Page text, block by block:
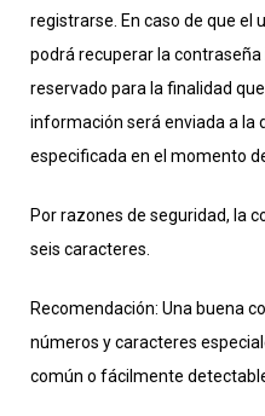
registrarse. En caso de que el
podrá recuperar la contraseña
reservado para la finalidad
información será enviada a la
especificada en el momento
Por razones de seguridad, la
seis caracteres.
Recomendación: Una buena
números y caracteres
común o fácilmente